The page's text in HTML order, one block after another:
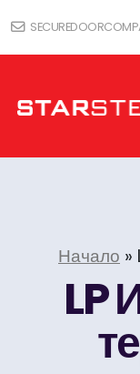
Начало »
LP